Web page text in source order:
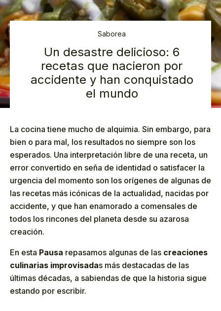
Saborea
Un desastre delicioso: 6
recetas que nacieron por
accidente y han conquistado
el mundo
La cocina tiene mucho de alquimia. Sin embargo, para
bien o para mal, los resultados no siempre son los
esperados. Una interpretación libre de una receta, un
error convertido en seña de identidad o satisfacer la
urgencia del momento son los orígenes de algunas de
las recetas más icónicas de la actualidad, nacidas por
accidente, y que han enamorado a comensales de
todos los rincones del planeta desde su azarosa
creación.
En esta Pausa repasamos algunas de las creaciones
culinarias improvisadas más destacadas de las
últimas décadas, a sabiendas de que la historia sigue
estando por escribir.